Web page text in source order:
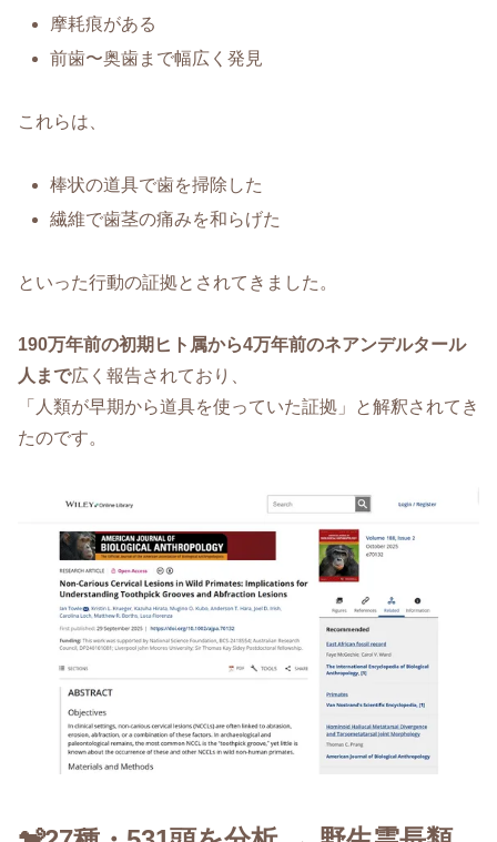
摩耗痕がある
前歯〜奥歯まで幅広く発見
これらは、
棒状の道具で歯を掃除した
繊維で歯茎の痛みを和らげた
といった行動の証拠とされてきました。
190万年前の初期ヒト属から4万年前のネアンデルタール
人まで広く報告されており、
「人類が早期から道具を使っていた証拠」と解釈されてき
たのです。